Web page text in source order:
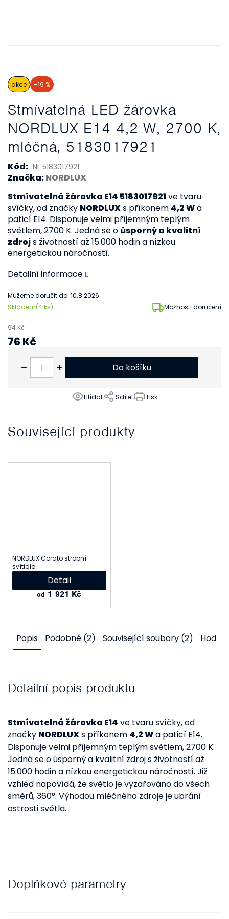
Stmívatelná LED žárovka
NORDLUX E14 4,2 W, 2700 K,
mléčná, 5183017921
Kód: NL 5183017921
akce –19 %
Značka:NORDLUX
Skladem(4 ks) Možnosti doručení
Můžeme doručit do: 10.8.2026
Stmívatelná žárovka E14 5183017921ve tvaru
svíčky, od značky NORDLUXs příkonem 4,2 Wa
paticí E14. Disponuje velmi příjemným teplým
světlem, 2700 K. Jedná se o úsporný a kvalitní
zdrojs životností až 15.000 hodin a nízkou
energetickou náročností.
Detailní informace
Tisk
Hlídat Sdílet
94 Kč
76 Kč
Do košíku
Související produkty
NORDLUX Corato stropní
svítidlo
od 1 921 Kč
Detail
Popis Podobné (2) Související soubory (2)
Detailní popis produktu
Stmívatelná žárovka E14 ve tvaru svíčky, od
značky NORDLUXs příkonem 4,2 Wa paticí E14.
Disponuje velmi příjemným teplým světlem, 2700 K.
Jedná se o úsporný a kvalitní zdroj s životností až
15.000 hodin a nízkou energetickou náročností. Již
vzhled napovídá, že světlo je vyzařováno do všech
směrů, 360°. Výhodou mléčného zdroje je ubrání
ostrosti světla.
Doplňkové parametry